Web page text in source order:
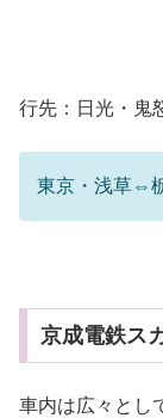
行先：日光・鬼
東京・浅草⇔
京成電鉄ス
車内は広々とし